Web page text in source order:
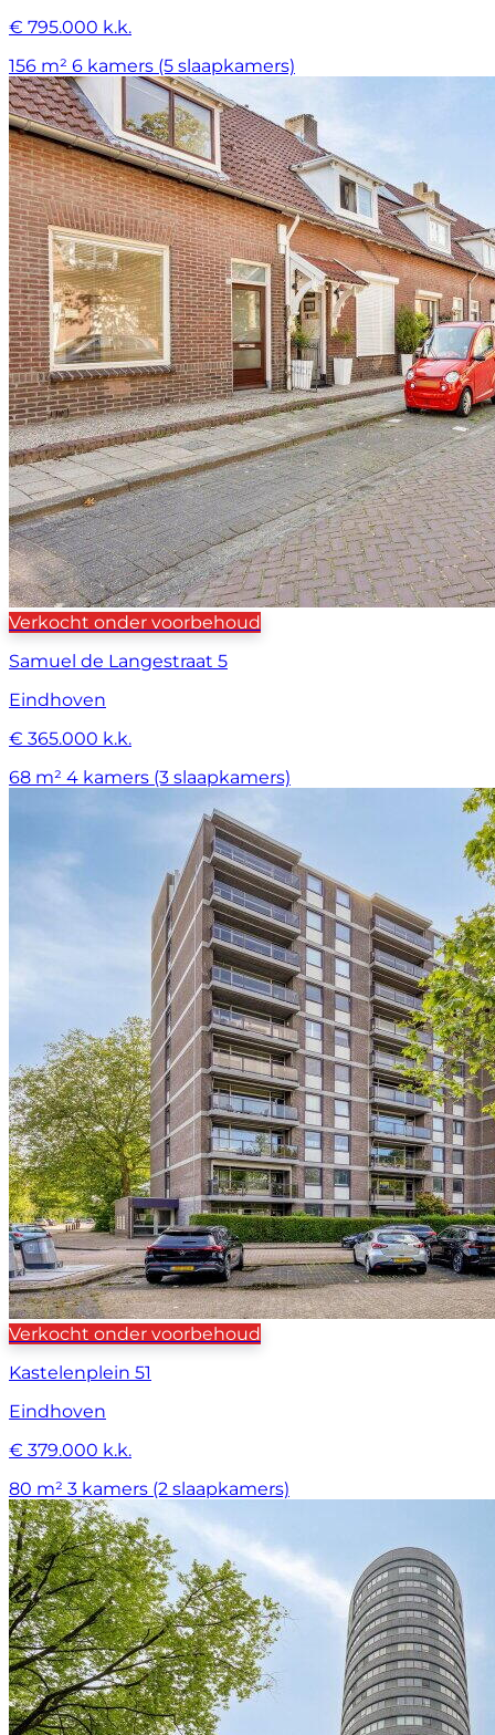
€ 795.000 k.k.
156 m² 6 kamers (5 slaapkamers)
Verkocht onder voorbehoud
Samuel de Langestraat 5
Eindhoven
€ 365.000 k.k.
68 m² 4 kamers (3 slaapkamers)
Verkocht onder voorbehoud
Kastelenplein 51
Eindhoven
€ 379.000 k.k.
80 m² 3 kamers (2 slaapkamers)